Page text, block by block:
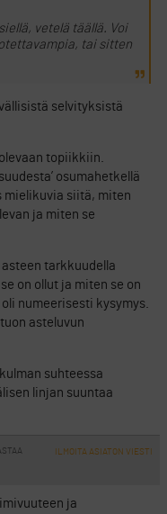
vetelä täällä. Voi
tai sitten
selvityksistä
topiikkiin.
osumahetkellä
mielikuvia siitä, miten
ja miten se
tarkkuudella
on ollut ja miten se on
numeerisesti kysymys.
asteluvun
suhteessa
linjan suuntaa
ILMOITA ASIATON VIESTI
ja